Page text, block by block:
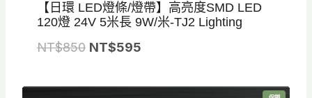
5
【日環 LED燈條/燈帶】高亮度SMD LED
120燈 24V 5米長 9W/米-TJ2 Lighting
NT$850 原
價
NT$595目
價
特